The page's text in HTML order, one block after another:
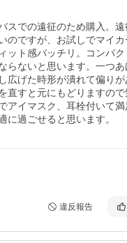
スでの遠征のため購入。
のですが、お試しでマイカ
ット感バッチリ。コンパ
らないと思います。一つあ
広げた時形が潰れて偏りが
直すと元にもどりますので
アイマスク、耳栓付いて満
に過ごせると思います。
違反報告